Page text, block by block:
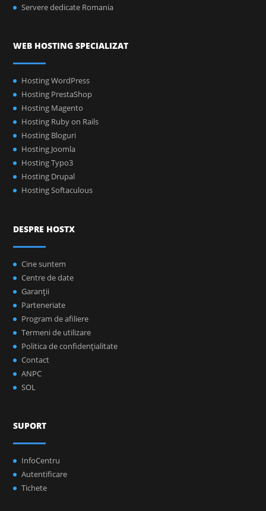
Servere dedicate Romania
WEB HOSTING SPECIALIZAT
Hosting WordPress
Hosting PrestaShop
Hosting Magento
Hosting Ruby on Rails
Hosting Bloguri
Hosting Joomla
Hosting Typo3
Hosting Drupal
Hosting Softaculous
DESPRE HOSTX
Cine suntem
Centre de date
Garanţii
Parteneriate
Program de afiliere
Termeni de utilizare
Politica de confidenţialitate
Contact
ANPC
SOL
SUPORT
InfoCentru
Autentificare
Tichete